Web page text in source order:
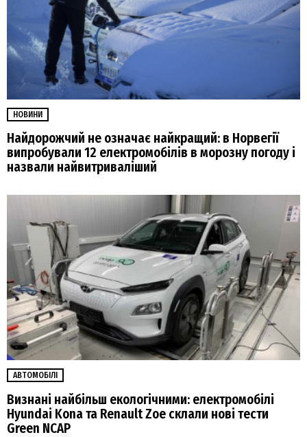
НОВИНИ
Найдорожчий не означає найкращий: в Норвегії
випробували 12 електромобілів в морозну погоду і
назвали найвитриваліший
АВТОМОБІЛІ
Визнані найбільш екологічними: електромобілі
Hyundai Kona та Renault Zoe склали нові тести
Green NCAP